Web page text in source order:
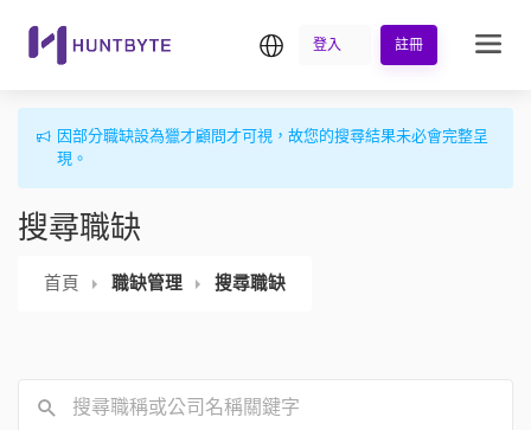
繁中登入 註冊
因部分職缺設為獵才顧問才可視，故您的搜尋結果未必會完整呈
現。
搜尋職缺
首頁 職缺管理 搜尋職缺